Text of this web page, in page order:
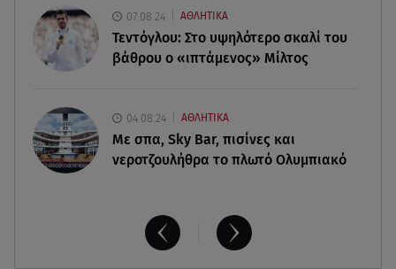
08.08.26 , 11:23
Νέο σκάνδαλο: Η UEFA κατέβαλε εξαψήφιο ποσό
στην ερωμένη του Ινφαντίνο
07.08.24 ΑΘΛΗΤΙΚΑ
Τεντόγλου: Στο υψηλότερο σκαλί του
βάθρου ο «ιπτάμενος» Μίλτος
04.08.24 ΑΘΛΗΤΙΚΑ
Με σπα, Sky Bar, πισίνες και
νεροτζουλήθρα το πλωτό Ολυμπιακό